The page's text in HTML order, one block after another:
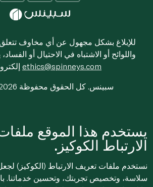
للإبلاغ بشكل مجهول عن أي مخاوف تتعلق
واللوائح أو الاشتباه في الاحتيال أو
ethics@spinneys.com
© 2020-2026 سبينس. كل الحقوق محفوظة
يستخدم هذا الموقع
الارتباط الكوكيز.
نستخدم ملفات تعريف الارتباط (الكوكيز)
سلاسة، وتخصيص تجربتك، وتحسين خدماتنا.